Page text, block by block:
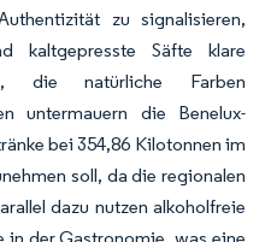
zu signalisieren,
kaltgepresste Säfte klare
die natürliche Farben
untermauern die Benelux-
bei 354,86 Kilotonnen im
soll, da die regionalen
dazu nutzen alkoholfreie